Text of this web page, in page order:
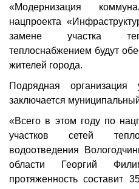
«Модернизация
нацпроекта
замене участка
теплоснабжением будут
жителей города.
Подрядная
заключается муниципальный
«Всего в этом году по
участков сетей
водоотведения
области Георгий
протяженность составит